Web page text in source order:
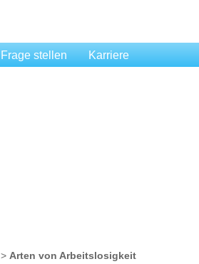
Frage stellen Karriere
> Arten von Arbeitslosigkeit